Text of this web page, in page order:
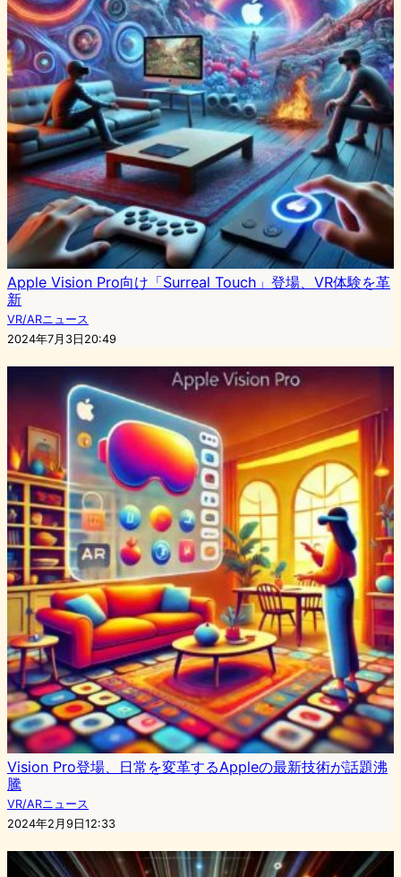
Apple Vision Pro向け「Surreal Touch」登場、VR体験を革
新
VR/ARニュース
2024年7月3日20:49
Vision Pro登場、日常を変革するAppleの最新技術が話題沸
騰
VR/ARニュース
2024年2月9日12:33